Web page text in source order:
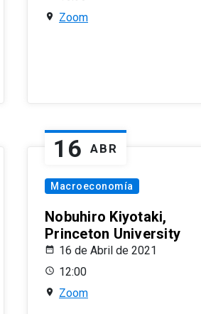
Zoom
16 ABR
Macroeconomía
Nobuhiro Kiyotaki,
Princeton University
16 de Abril de 2021
12:00
Zoom